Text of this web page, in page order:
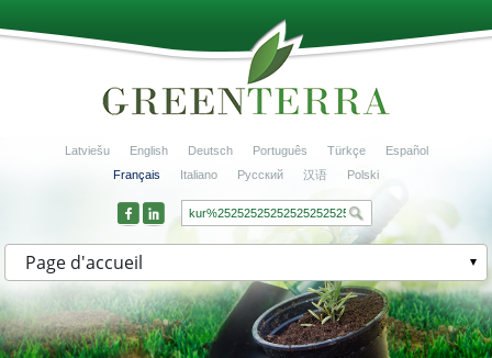
Latviešu English Deutsch Português Türkçe
Español
Français
Italiano Русский 汉语 Polski
Page d'accueil